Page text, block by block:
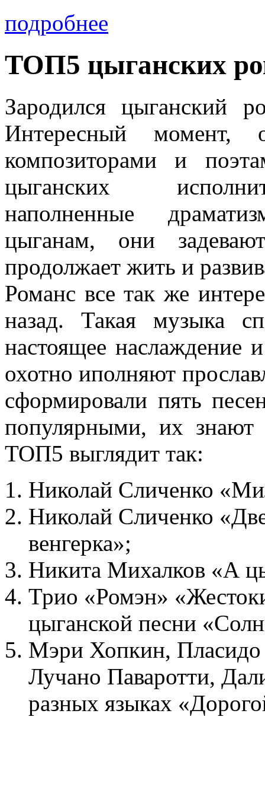
подробнее
ТОП5 цыганских
Зародился цыганский
Интересный момент,
композиторами и
цыганских
наполненные
цыганам, они
продолжает жить и
Романс все так же
назад. Такая музыка
настоящее наслаждение
охотно иполняют
сформировали пять
популярными, их
ТОП5 выглядит так:
Николай Сличенко
Николай Сличенко
венгерка»;
Никита Михалков «А
Трио «Ромэн»
цыганской песни
Мэри Хопкин, Пласидо
Лучано Паваротти,
разных языках